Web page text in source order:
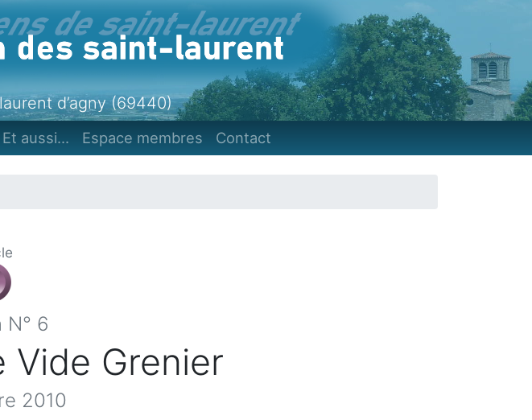
d’agny (69440)
Et aussi... Espace membres Contact
N° 6
Vide Grenier
2010